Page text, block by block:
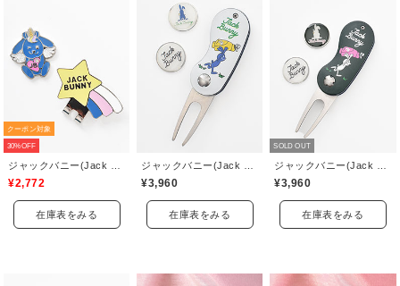
クーポン対象
30%OFF
¥2,772
在庫表をみる
¥3,960
在庫表をみる
SOLD OUT
¥3,960
在庫表をみる